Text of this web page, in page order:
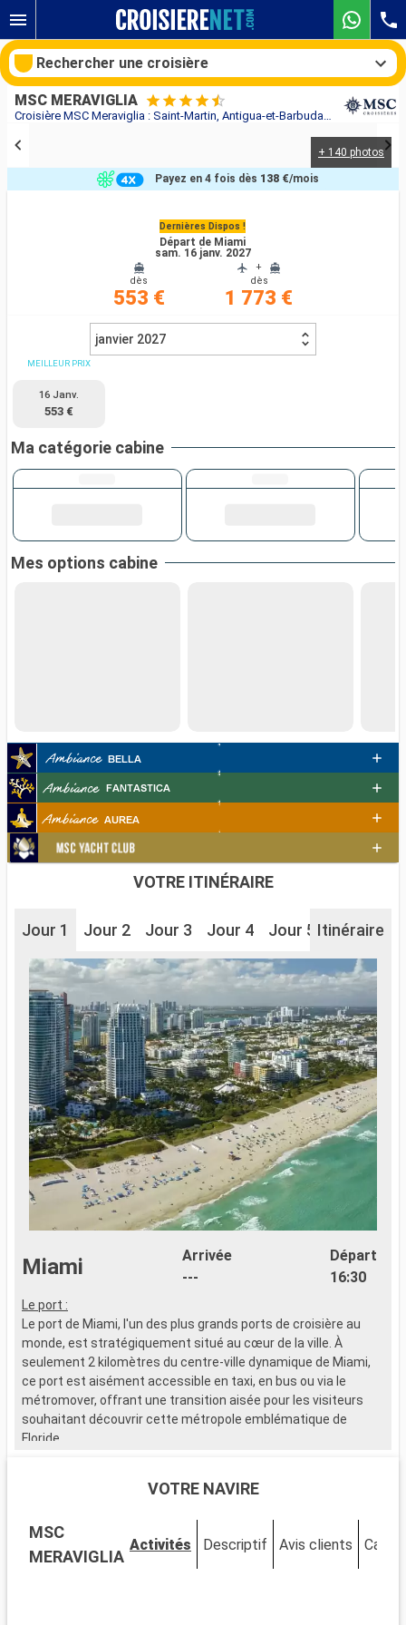
Croisière MSC Meraviglia : Saint-Martin, Antigua-et-Barbuda, République Dominicaine, États-Unis au départ de Miami
MSC MERAVIGLIA
+ 140 photos
Dernières Dispos !
Départ de Miami
sam. 16 janv. 2027
dès
553 €
+
dès
1 773 €
Payez en 4 fois dès 138 €/mois
janvier 2027
MEILLEUR PRIX
16 Janv.
553 €
Ma catégorie cabine
Mes options cabine
VOTRE ITINÉRAIRE
Jour 1 Jour 2 Jour 3 Jour 4 Jour 5 Jour 6
Itinéraire
Miami
Arrivée
---
Départ
16:30
Le port :
Le port de Miami, l'un des plus grands ports de croisière au
monde, est stratégiquement situé au cœur de la ville. À
seulement 2 kilomètres du centre-ville dynamique de Miami,
ce port est aisément accessible en taxi, en bus ou via le
métromover, offrant une transition aisée pour les visiteurs
souhaitant découvrir cette métropole emblématique de
Floride.
Miami est un mélange vibrant de cultures, d'art et de plages.
fresques murales et ses galeries avant-gardistes. Le quartier
historique Art Déco de South Beach vous transporte dans les
années 1930 avec ses bâtiments colorés et son ambiance
VOTRE NAVIRE
MSC
MERAVIGLIA
Activités Descriptif Avis clients
Rechercher une croisière
Compagnies
Rechercher